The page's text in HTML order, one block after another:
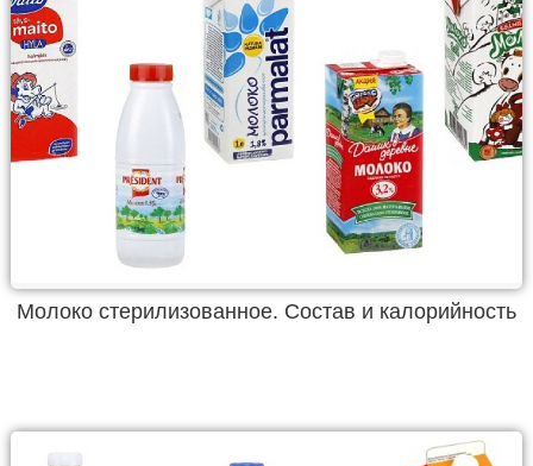
Молоко стерилизованное. Состав и калорийность